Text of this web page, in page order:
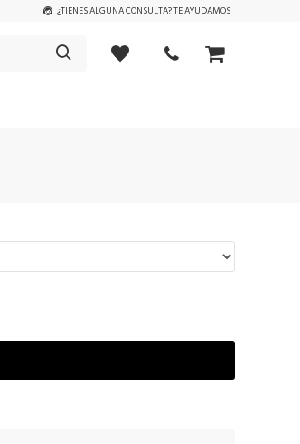
¿TIENES ALGUNA CONSULTA? TE AYUDAMOS